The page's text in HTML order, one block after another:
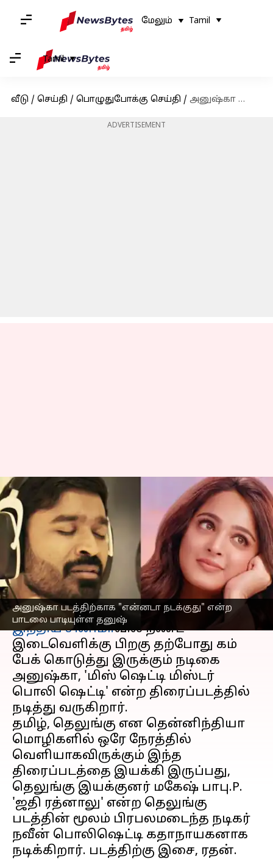
மேலும் Tamil
Tamil
வீடு / செய்தி / பொழுதுபோக்கு செய்தி / அனுஷ்கா ஷெட்டி படத்திற்காக "என்னடா நடக்குது" என்ற பாடலை பாடியுள்ள தனுஷ்
ADVERTISEMENT
அனுஷ்கா படத்திற்காக "என்னடா நடக்குது" என்ற
பாடலை பாடியுள்ள தனுஷ்
அனுஷ்கா ஷெட்டி
படத்திற்காக "என்னடா
நடக்குது" என்ற பாடலை
பாடியுள்ள தனுஷ்
எழுதியவர் Arul Jothe May 31, 2023 04:35 pm
செய்தி முன்னோட்டம்
இந்திய சினிமாவில் நீண்ட
இடைவெளிக்கு பிறகு தற்போது கம்
பேக் கொடுத்து இருக்கும் நடிகை
அனுஷ்கா, 'மிஸ் ஷெட்டி மிஸ்டர்
பொலி ஷெட்டி' என்ற திரைப்படத்தில்
நடித்து வருகிறார்.
தமிழ், தெலுங்கு என தென்னிந்தியா
மொழிகளில் ஒரே நேரத்தில்
வெளியாகவிருக்கும் இந்த
திரைப்படத்தை இயக்கி இருப்பது,
தெலுங்கு இயக்குனர் மகேஷ் பாபு.P.
'ஜதி ரத்னாலு' என்ற தெலுங்கு
படத்தின் மூலம் பிரபலமடைந்த நடிகர்
நவீன் பொலிஷெட்டி கதாநாயகனாக
நடிக்கிறார். படத்திற்கு இசை, ரதன்.